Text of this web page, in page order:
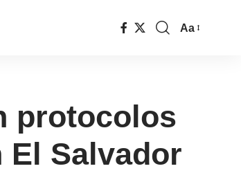
Aa
protocolos
Salvador